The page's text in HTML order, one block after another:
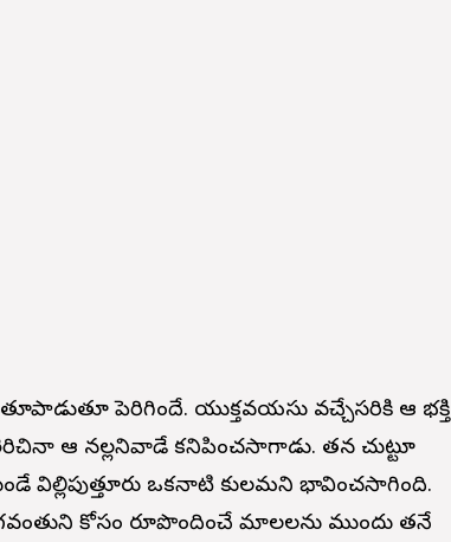
పెరిగిందే. యుక్తవయసు వచ్చేసరికి ఆ భక్తి
ఆ నల్లనివాడే కనిపించసాగాడు. తన చుట్టూ
విల్లిపుత్తూరు ఒకనాటి గోకులమని భావించసాగింది.
కోసం రూపొందించే మాలలను ముందు తనే